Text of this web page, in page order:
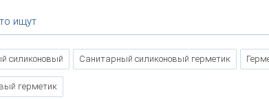
ищут
силиконовый Санитарный силиконовый герметик
герметик